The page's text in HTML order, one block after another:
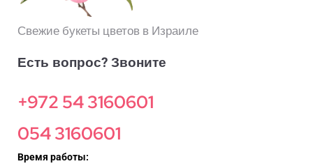
Свежие букеты цветов в Израиле
Есть вопрос? Звоните
+972 54 3160601
054 3160601
Время работы: